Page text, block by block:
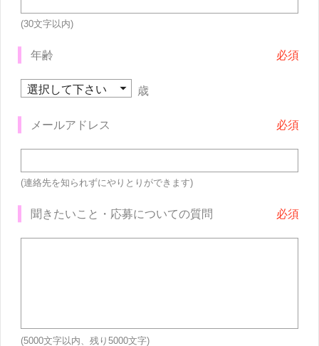
(30文字以内)
年齢
歳
メールアドレス
(連絡先を知られずにやりとりができます)
聞きたいこと・応募についての質問
(5000文字以内、残り 5000文字)